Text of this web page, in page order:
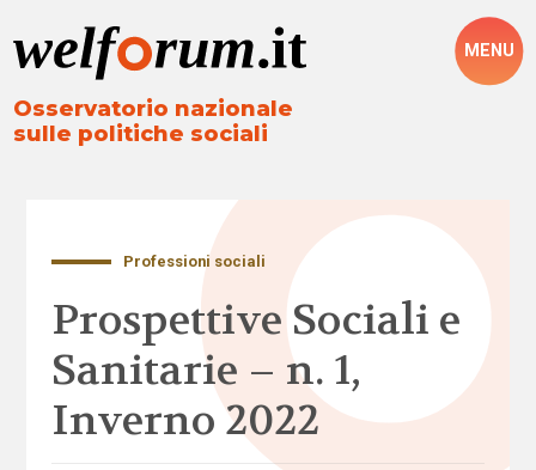
Osservatorio nazionale
sulle politiche sociali
MENU
Professioni sociali
Prospettive Sociali e
Sanitarie – n. 1,
Inverno 2022